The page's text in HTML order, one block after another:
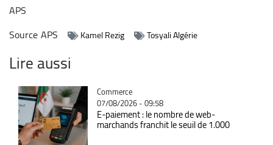
APS
SourceAPS Kamel Rezig Tosyali Algérie
Lire aussi
Catégorie
Commerce
07/08/2026 - 09:58
E-paiement : le nombre de web-
marchands franchit le seuil de 1.000